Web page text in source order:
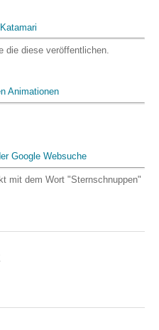
die diese veröffentlichen.
Animationen
Google Websuche
mit dem Wort "Sternschnuppen"